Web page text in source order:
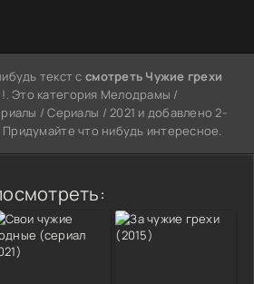
текст ссмотреть Чужие грехи
!. Это категория Мелодрамы /
/ Сериалы / 2021 и добавлено 2-
Придумайте что нибудь интересное.